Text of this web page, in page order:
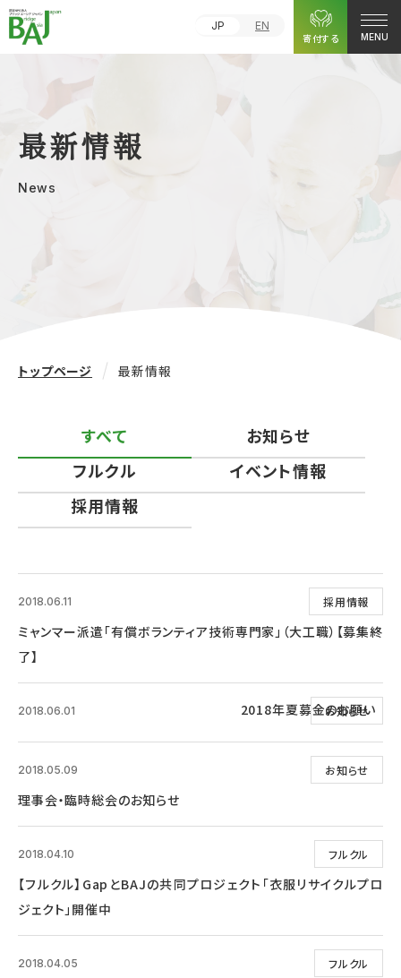
JP
EN
寄付する
MENU
最新情報
News
トップページ 最新情報
すべて
お知らせ
フルクル
イベント情報
採用情報
採用情報
2018.06.11
ミャンマー派遣「有償ボランティア技術専門家」（大工職）【募集終
了】
お知らせ
2018.06.01 2018年夏募金のお願い
お知らせ
2018.05.09
理事会・臨時総会のお知らせ
フルクル
2018.04.10
【フルクル】GapとBAJの共同プロジェクト「衣服リサイクルプロ
ジェクト」開催中
フルクル
2018.04.05